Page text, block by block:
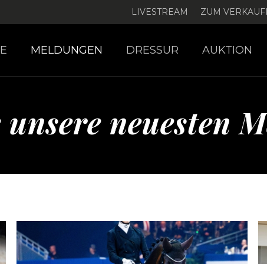
LIVESTREAM ZUM
MELDUNGEN DRESSUR AUKTION
unsere neuesten